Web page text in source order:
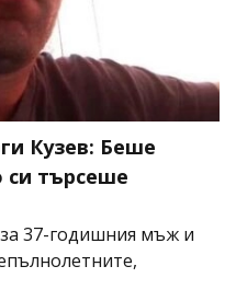
Кузев: Беше
си търсеше
37-годишния мъж и